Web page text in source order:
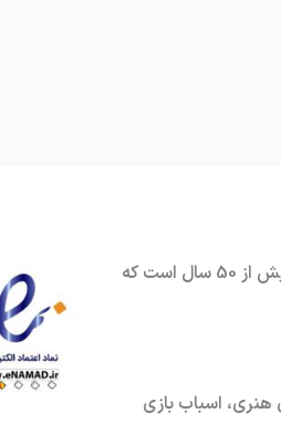
پاترون یکی از قدیمی ترین فروشگاه های نوشت افزار ، لوازم مهندسی و هنری واقع در تهران محله سهروردی است که بیش از 50 سال است که
هنری، اسباب بازی